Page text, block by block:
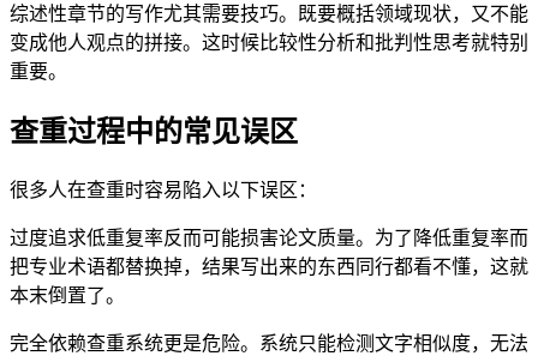
综述性章节的写作尤其需要技巧。既要概括领域现状，又不能
变成他人观点的拼接。这时候比较性分析和批判性思考就特别
重要。
查重过程中的常见误区
很多人在查重时容易陷入以下误区：
过度追求低重复率反而可能损害论文质量。为了降低重复率而
把专业术语都替换掉，结果写出来的东西同行都看不懂，这就
本末倒置了。
完全依赖查重系统更是危险。系统只能检测文字相似度，无法